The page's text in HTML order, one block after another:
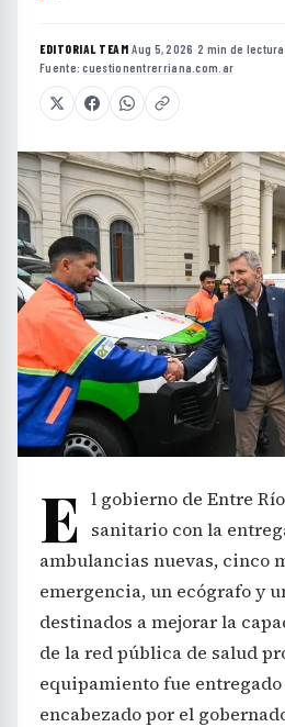
EDITORIAL TEAM·Aug 5, 2026 ·2 min de lectura
Fuente:cuestionentrerriana.com.ar
E l gobierno de Entre
sanitario con la
ambulancias nuevas, cinco
emergencia, un ecógrafo y
destinados a mejorar la
de la red pública de salud
equipamiento fue
encabezado por el